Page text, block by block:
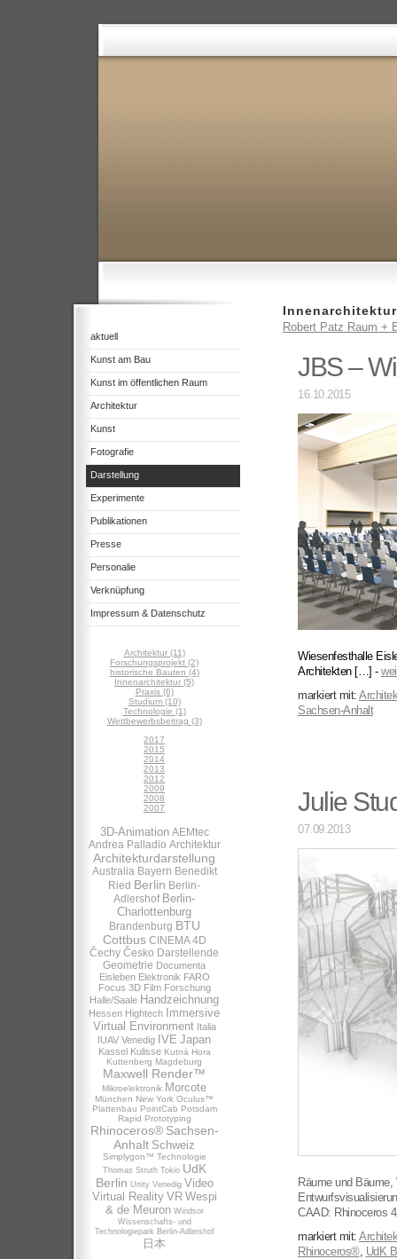
aktuell
Kunst am Bau
Kunst im öffentlichen Raum
Architektur
Kunst
Fotografie
Darstellung
Experimente
Publikationen
Presse
Personalie
Verknüpfung
Impressum & Datenschutz
Architektur (11)
Forschungsprojekt (2)
historische Bauten (4)
Innenarchitektur (5)
Praxis (6)
Studium (10)
Technologie (1)
Wettbewerbsbeitrag (3)
2017
2015
2014
2013
2012
2009
2008
2007
3D-Animation AEMtec
Andrea Palladio Architektur
Architekturdarstellung
Australia Bayern Benedikt
Ried Berlin Berlin-
Adlershof Berlin-
Charlottenburg
Brandenburg BTU
Cottbus CINEMA 4D
Čechy Česko Darstellende
Geometrie Documenta
Eisleben Elektronik FARO
Focus 3D Film Forschung
Halle/Saale Handzeichnung
Hessen Hightech
Immersive
Virtual Environment Italia
IUAV Venedig IVE Japan
Kassel Kulisse Kutná Hora
Kuttenberg Magdeburg
Maxwell Render™
Mikroelektronik Morcote
München New York Oculus™
Plattenbau PointCab Potsdam
Rapid Prototyping
Rhinoceros® Sachsen-
Anhalt Schweiz
Simplygon™ Technologie
Thomas Struth Tokio UdK
Berlin Unity Venedig Video
Virtual Reality VR Wespi
& de Meuron Windsor
Wissenschafts- und
Technologiepark Berlin-Adlershof
日本
Innenarchitektur
Robert Patz Raum +
JBS –
16.10.2015
Wiesenfesthalle
Architekten […] -
markiert mit:
Sachsen-Anhalt
Julie
07.09.2013
Räume und
CAAD: Rhinoceros
markiert mit:
Rhinoceros®, UdK